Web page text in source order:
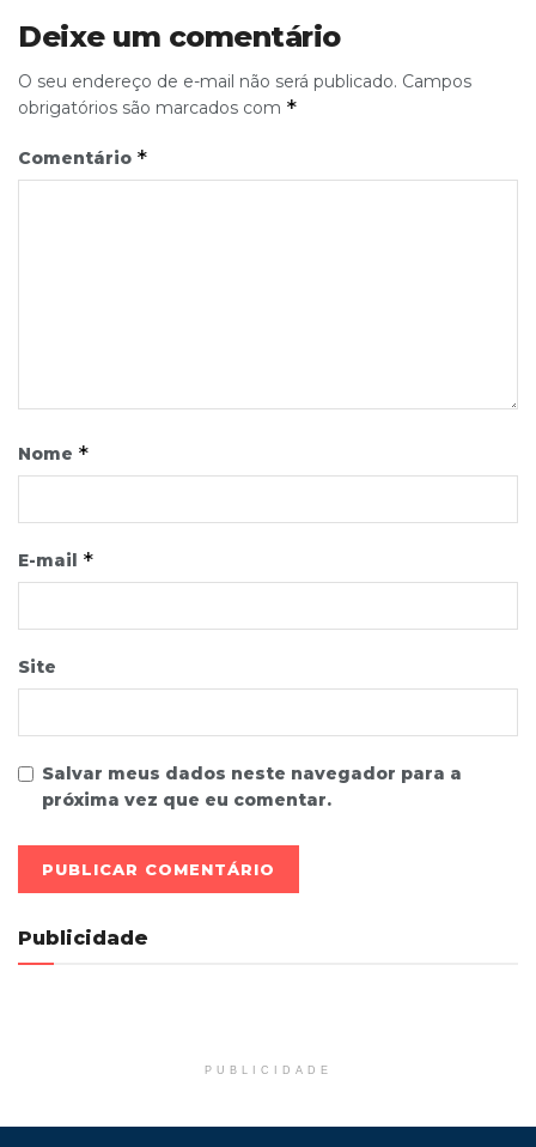
Deixe um comentário
O seu endereço de e-mail não será publicado. Campos
obrigatórios são marcados com *
Comentário *
Nome *
E-mail *
Site
Salvar meus dados neste navegador para a
próxima vez que eu comentar.
Publicidade
PUBLICIDADE